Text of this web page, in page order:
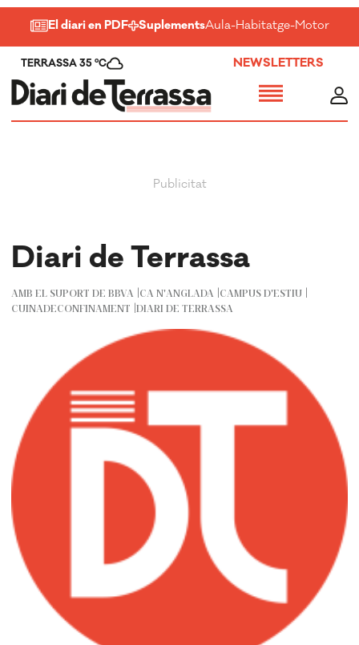
El diari en PDF SuplementsAula-Habitatge-Motor-
TERRASSA 35 ºC NEWSLETTERS
Diari de Terrassa
AMB EL SUPORT DE BBVA CA N'ANGLADA CAMPUS D'ESTIU
CUINADECONFINAMENT DIARI DE TERRASSA